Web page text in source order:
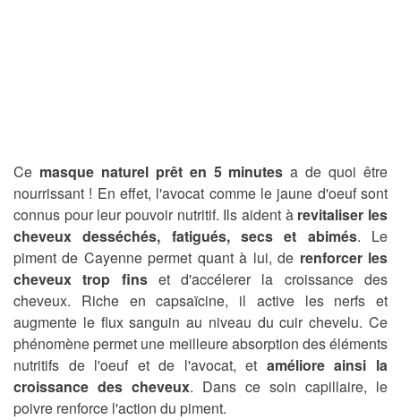
Ce masque naturel prêt en 5 minutes a de quoi être
nourrissant ! En effet, l'avocat comme le jaune d'oeuf sont
connus pour leur pouvoir nutritif. Ils aident à revitaliser les
cheveux desséchés, fatigués, secs et abimés. Le
piment de Cayenne permet quant à lui, de renforcer les
cheveux trop finset d'accélerer la croissance des
cheveux. Riche en capsaïcine, il active les nerfs et
augmente le flux sanguin au niveau du cuir chevelu. Ce
phénomène permet une meilleure absorption des éléments
nutritifs de l'oeuf et de l'avocat, et améliore ainsi la
croissance des cheveux. Dans ce soin capillaire, le
poivre renforce l'action du piment.